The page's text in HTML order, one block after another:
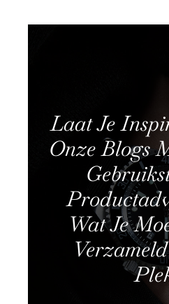
Laat Je
Onze Blogs
Wat Je